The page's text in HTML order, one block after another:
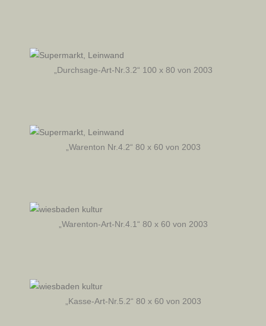
„Durchsage-Art-Nr.3.2“ 100 x 80 von 2003
„Warenton Nr.4.2“ 80 x 60 von 2003
„Warenton-Art-Nr.4.1“ 80 x 60 von 2003
„Kasse-Art-Nr.5.2“ 80 x 60 von 2003